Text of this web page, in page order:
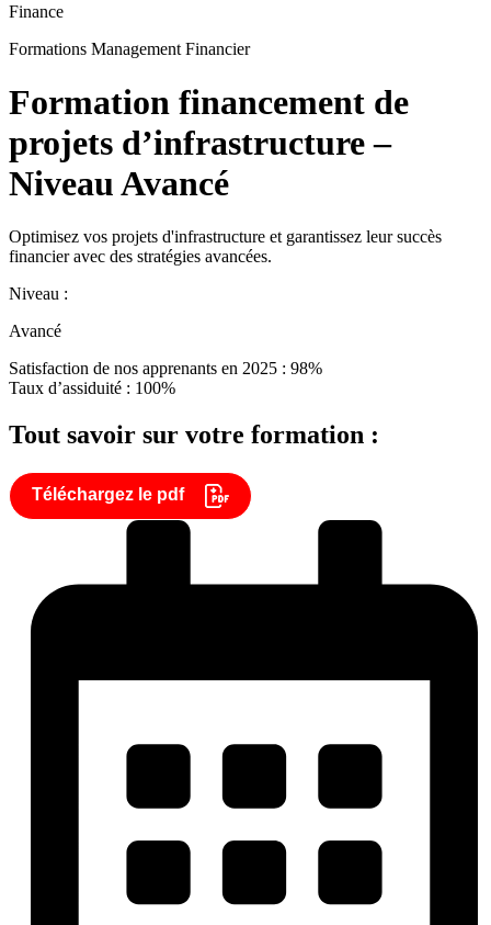
Finance
Formations Management Financier
Formation financement de
projets d’infrastructure –
Niveau Avancé
Optimisez vos projets d'infrastructure et garantissez leur succès
financier avec des stratégies avancées.
Niveau :
Avancé
Satisfaction de nos apprenants en 2025 : 98%
Taux d’assiduité : 100%
Tout savoir sur votre formation :
Téléchargez le pdf